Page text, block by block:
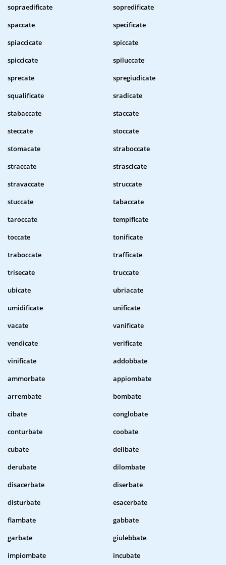
sopraedificate
sopredificate
spaccate
specificate
spiaccicate
spiccate
spiccicate
spiluccate
sprecate
spregiudicate
squalificate
sradicate
stabaccate
staccate
steccate
stoccate
stomacate
straboccate
straccate
strascicate
stravaccate
struccate
stuccate
tabaccate
taroccate
tempificate
toccate
tonificate
traboccate
trafficate
trisecate
truccate
ubicate
ubriacate
umidificate
unificate
vacate
vanificate
vendicate
verificate
vinificate
addobbate
ammorbate
appiombate
arrembate
bombate
cibate
conglobate
conturbate
coobate
cubate
delibate
derubate
dilombate
disacerbate
diserbate
disturbate
esacerbate
flambate
gabbate
garbate
giulebbate
impiombate
incubate